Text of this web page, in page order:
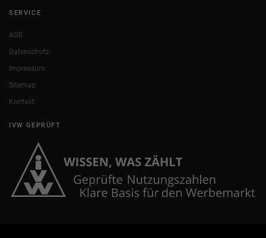
SERVICE
AGB
Datenschutz
Impressum
Sitemap
Kontakt
IVW GEPRÜFT